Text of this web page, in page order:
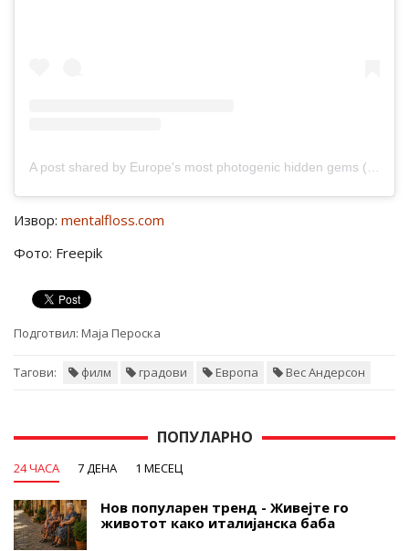
Извор: mentalfloss.com
Фото: Freepik
Подготвил: Маја Пероска
Тагови: филм градови Европа Вес Андерсон
ПОПУЛАРНО
24 ЧАСА 7 ДЕНА 1 МЕСЕЦ
Нов популарен тренд - Живејте го
животот како италијанска баба